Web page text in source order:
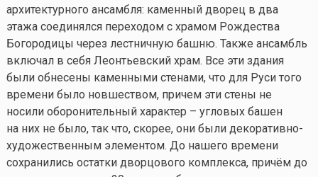
архитектурного ансамбля: каменный дворец в два
этажа соединялся переходом с храмом Рождества
Богородицы через лестничную башню. Также ансамбль
включал в себя Леонтьевский храм. Все эти здания
были обнесены каменными стенами, что для Руси того
времени было новшеством, причем эти стены не
носили оборонительный характер – угловых башен
на них не было, так что, скорее, они были декоративно-
художественным элементом. До нашего времени
сохранились остатки дворцового комплекса, причём до